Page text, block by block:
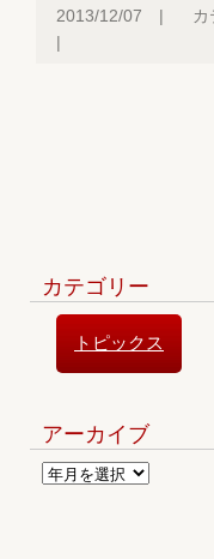
2013/12/07 | カ
|
カテゴリー
トピックス
アーカイブ